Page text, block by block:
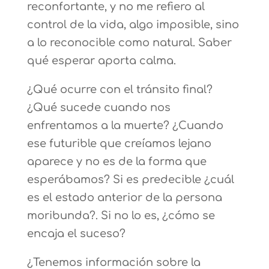
reconfortante, y no me refiero al
control de la vida, algo imposible, sino
a lo reconocible como natural. Saber
qué esperar aporta calma.
¿Qué ocurre con el tránsito final?
¿Qué sucede cuando nos
enfrentamos a la muerte? ¿Cuando
ese futurible que creíamos lejano
aparece y no es de la forma que
esperábamos? Si es predecible ¿cuál
es el estado anterior de la persona
moribunda?. Si no lo es, ¿cómo se
encaja el suceso?
¿Tenemos información sobre la